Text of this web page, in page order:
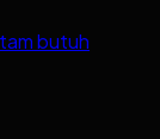
butuh